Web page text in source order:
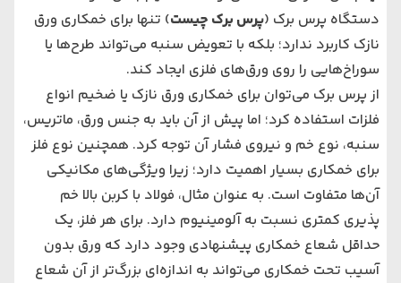
دستگاه پرس برک (پرس برک چیست) تنها برای خمکاری ورق
نازک کاربرد ندارد؛ بلکه با تعویض سنبه می‌تواند طرح‌ها یا
سوراخ‌هایی را روی ورق‌های فلزی ایجاد کند.
از پرس برک می‌توان برای خمکاری ورق نازک یا ضخیم انواع
فلزات استفاده کرد؛ اما پیش از آن باید به جنس ورق، ماتریس،
سنبه، نوع خم و نیروی فشار آن توجه کرد. همچنین نوع فلز
برای خمکاری بسیار اهمیت دارد؛ زیرا ویژگی‌های مکانیکی
آن‌ها متفاوت است. به عنوان مثال، فولاد با کربن بالا خم
پذیری کمتری نسبت به آلومینیوم دارد. برای هر فلز، یک
حداقل شعاع خمکاری پیشنهادی وجود دارد که ورق بدون
آسیب تحت خمکاری می‌تواند به اندازه‌ای بزرگ‌تر از آن شعاع